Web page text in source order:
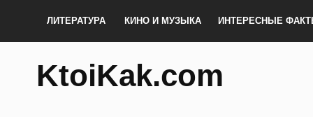
ЛИТЕРАТУРА КИНО И МУЗЫКА ИНТЕРЕСНЫЕ
KtoiKak.com